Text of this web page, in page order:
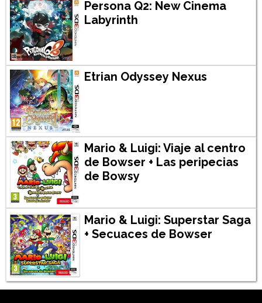
Persona Q2: New Cinema
Labyrinth
Etrian Odyssey Nexus
Mario & Luigi: Viaje al centro
de Bowser + Las peripecias
de Bowsy
Mario & Luigi: Superstar Saga
+ Secuaces de Bowser